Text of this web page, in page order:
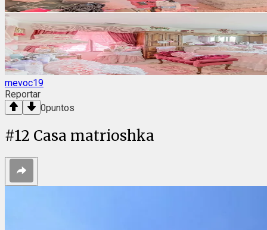
mevoc19
Reportar
0puntos
#12 Casa matrioshka